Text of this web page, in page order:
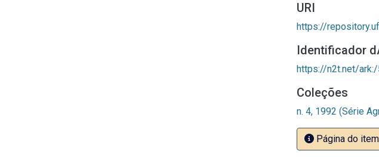
URI
https://
Identificador
https://n2t.net/
Coleções
n. 4, 1992 (Série
Página do